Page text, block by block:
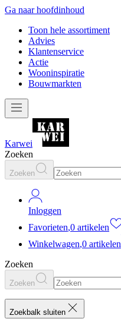
Ga naar hoofdinhoud
Toon hele assortiment
Advies
Klantenservice
Actie
Wooninspiratie
Bouwmarkten
Karwei
Zoeken
Zoeken
Inloggen
Favorieten,0 artikelen
Winkelwagen,0 artikelen
Zoeken
Zoeken
Zoekbalk sluiten